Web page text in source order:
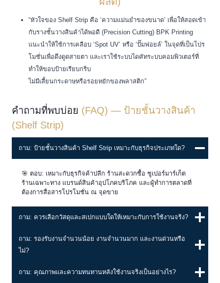
“หัวใจของ Shelf Strip คือ ‘ความแม่นยำของขนาด’ เพื่อให้สอดเข้า
กับรางชั้นวางสินค้าได้พอดี (Precision Cutting) BPK Printing
แนะนำให้ใช้การเคลือบ ‘Spot UV’ หรือ ‘ปั๊มฟอยล์’ ในจุดที่เป็นโปร
โมชั่นเพื่อดึงดูดสายตา และเราใช้ระบบไดคัทระบบคอมพิวเตอร์ที่
ทำให้ขอบป้ายเรียบกริบ
ไม่มีเสี้ยนกระดาษหรือรอยหยักของพลาสติก”
คำถามที่พบบ่อย (FAQ) — ป้ายชั้นวางสินค้า
(Shelf Strip)
ถาม: ป้ายชั้นวางสินค้า Shelf Strip เหมาะกับธุรกิจประเภทใด?
🎯 ตอบ: เหมาะกับธุรกิจค้าปลีก ร้านสะดวกซื้อ ซูเปอร์มาร์เก็ต
ร้านเฉพาะทาง แบรนด์สินค้าอุปโภคบริโภค และผู้ทำการตลาดที่
ต้องการสื่อสารโปรโมชั่น ณ จุดขาย
ถาม: ควรเลือกวัสดุและสเปกแบบใดให้เหมาะกับการใช้งานจริง?
ถาม: รองรับงานจำนวนน้อย งานจำนวนมาก และงานด่วนหรือ
ไม่?
ถาม: คุณภาพและความทนทานหลังใช้งานจริงเป็นอย่างไร?